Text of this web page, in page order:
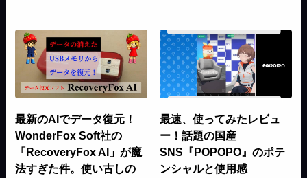
最新のAIでデータ復元！
WonderFox Soft社の
「RecoveryFox AI」が魔
法すぎた件。使い古しの
最速、使ってみたレビュ
ー！話題の国産
SNS『POPOPO』のポテ
ンシャルと使用感